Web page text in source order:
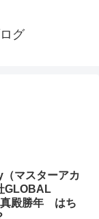
グ
マスターアカ
GLOBAL
真殿勝年 はち